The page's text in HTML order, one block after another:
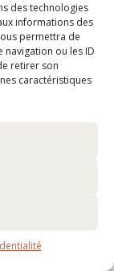
des technologies
informations des
permettra de
ou les ID
retirer son
caractéristiques